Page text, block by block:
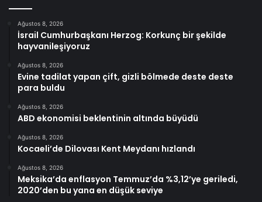
Ağustos 8, 2026
İsrail Cumhurbaşkanı Herzog: Korkunç bir şekilde
hayvanileşiyoruz
Ağustos 8, 2026
Evine tadilat yapan çift, gizli bölmede deste deste
para buldu
Ağustos 8, 2026
ABD ekonomisi beklentinin altında büyüdü
Ağustos 8, 2026
Kocaeli’de Dilovası Kent Meydanı hızlandı
Ağustos 8, 2026
Meksika’da enflasyon Temmuz’da %3,12’ye geriledi,
2020’den bu yana en düşük seviye